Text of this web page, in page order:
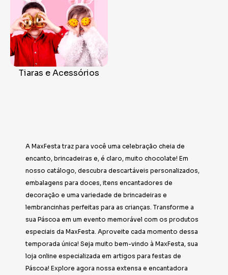
Tiaras e Acessórios
A MaxFesta traz para você uma celebração cheia de
encanto, brincadeiras e, é claro, muito chocolate! Em
nosso catálogo, descubra descartáveis personalizados,
embalagens para doces, itens encantadores de
decoração e uma variedade de brincadeiras e
lembrancinhas perfeitas para as crianças. Transforme a
sua Páscoa em um evento memorável com os produtos
especiais da MaxFesta. Aproveite cada momento dessa
temporada única! Seja muito bem-vindo à MaxFesta, sua
loja online especializada em artigos para festas de
Páscoa! Explore agora nossa extensa e encantadora